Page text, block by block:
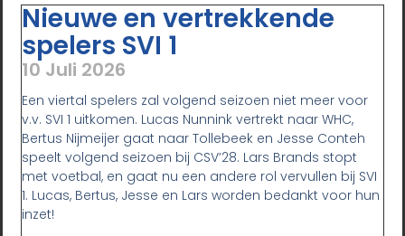
Nieuwe en vertrekkende
spelers SVI 1
10 Juli 2026
Een viertal spelers zal volgend seizoen niet meer voor
v.v. SVI 1 uitkomen. Lucas Nunnink vertrekt naar WHC,
Bertus Nijmeijer gaat naar Tollebeek en Jesse Conteh
speelt volgend seizoen bij CSV’28. Lars Brands stopt
met voetbal, en gaat nu een andere rol vervullen bij SVI
1. Lucas, Bertus, Jesse en Lars worden bedankt voor hun
inzet!